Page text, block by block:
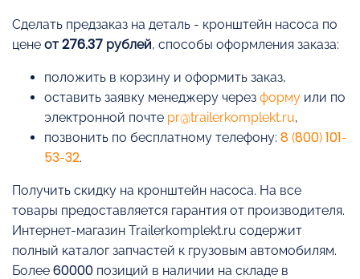
Cделать предзаказ на деталь - кронштейн насоса по
цене от 276.37 рублей, способы оформления заказа:
положить в корзину и оформить заказ,
оставить заявку менеджеру через форму или по
электронной почте pr@trailerkomplekt.ru,
позвонить по бесплатному телефону: 8 (800) 101-
53-32.
Получить скидку на кронштейн насоса. На все
товары предоставляется гарантия от производителя.
Интернет-магазин Trailerkomplekt.ru содержит
полный каталог запчастей к грузовым автомобилям.
Более 60000 позиций в наличии на складе в